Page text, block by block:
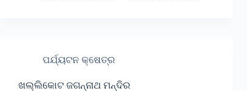
ପର୍ଯ୍ୟଟନ କ୍ଷେତ୍ର
ଖଲ୍ଲିକୋଟ ଜଗନ୍ନାଥ ମନ୍ଦିର